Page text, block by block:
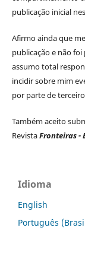
publicação inicial
Afirmo ainda que
publicação e não
assumo total
incidir sobre mim
por parte de
Também aceito
RevistaFronteiras -
Idioma
English
Português